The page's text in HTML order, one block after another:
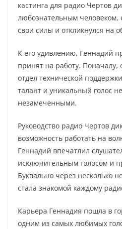
кастинга для радио Чертов
любознательным человеком,
свои силы и откликнулся на
К его удивлению, Геннадий
принят на работу. Поначалу,
отдел технической
талант и уникальный голос
незамеченными.
Руководство радио Чертов
возможность работать на
Геннадий впечатлил
исключительным голосом и
Буквально через несколько
стала знакомой каждому
Карьера Геннадия пошла в
одним из самых любимых